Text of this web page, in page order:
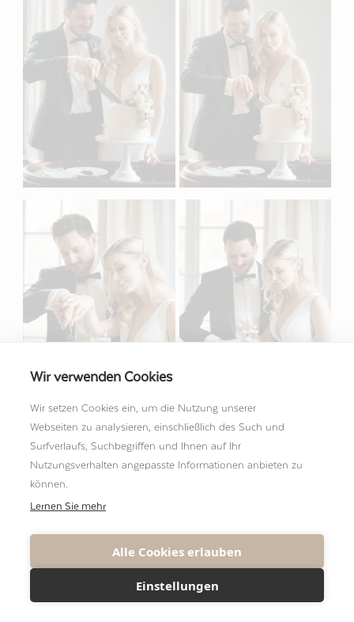
Wir verwenden Cookies
Wir setzen Cookies ein, um die Nutzung unserer
Webseiten zu analysieren, einschließlich des Such und
Surfverlaufs, Suchbegriffen und Ihnen auf Ihr
Nutzungsverhalten angepasste Informationen anbieten zu
können.
Lernen Sie mehr
Alle Cookies erlauben
Einstellungen